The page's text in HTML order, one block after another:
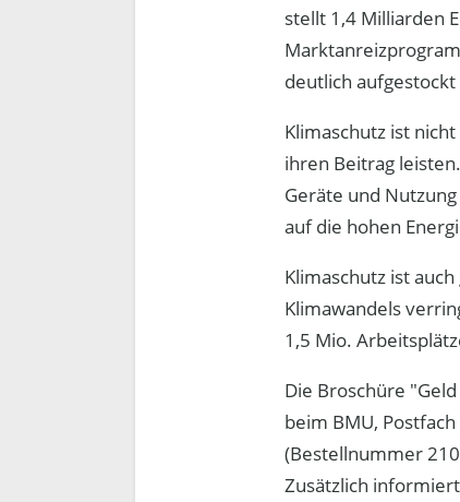
stellt 1,4 Milliarden
deutlich
Klimaschutz ist
ihren Beitrag
Geräte und
auf die hohen
Klimaschutz ist
Klimawandels
1,5 Mio.
Die Broschüre
beim BMU,
(Bestellnummer
Zusätzlich